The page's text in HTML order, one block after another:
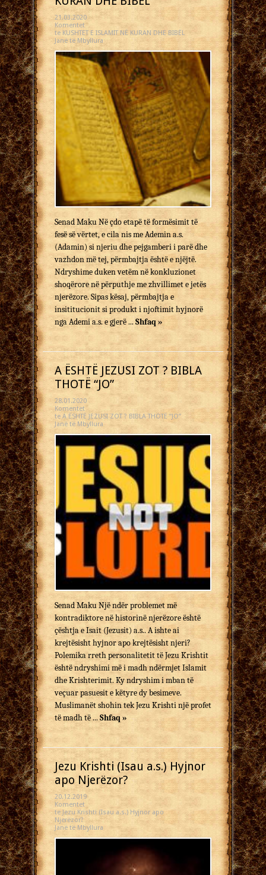
21.03.2020
Komentet
te KUSHTET E ISLAMIT NË KURAN DHE BIBËL
Janë të Mbyllura
Senad Maku Në çdo etapë të formësimit të
fesë së vërtet, e cila nis me Ademin a.s.
(Adamin) si njeriu dhe pejgamberi i parë dhe
vazhdon më tej, përmbajtja është e njëjtë.
Ndryshime duken vetëm në konkluzionet
shoqërore në përputhje me zhvillimet e jetës
njerëzore. Sipas kësaj, përmbajtja e
insititucionit si produkt i njoftimit hyjnorë
nga Ademi a.s. e gjerë ...Shfaq »
A ËSHTË JEZUSI ZOT ? BIBLA
THOTË “JO”
28.01.2020
Komentet
te A ËSHTË JEZUSI ZOT ? BIBLA THOTË “JO”
Janë të Mbyllura
Senad Maku Një ndër problemet më
kontradiktore në historinë njerëzore është
çështja e Isait (Jezusit) a.s.. A ishte ai
krejtësisht hyjnor apo krejtësisht njeri?
Polemika rreth personalitetit të Jezu Krishtit
është ndryshimi më i madh ndërmjet Islamit
dhe Krishterimit. Ky ndryshim i mban të
veçuar pasuesit e këtyre dy besimeve.
Muslimanët shohin tek Jezu Krishti një profet
të madh të ...Shfaq »
Jezu Krishti (Isau a.s.) Hyjnor
apo Njerëzor?
20.12.2019
Komentet
te Jezu Krishti (Isau a.s.) Hyjnor apo
Njerëzor?
Janë të Mbyllura